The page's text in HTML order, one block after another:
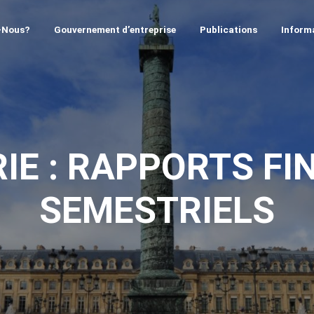
Gouvernement d’entreprise Publications
: RAPPORTS
SEMESTRIELS